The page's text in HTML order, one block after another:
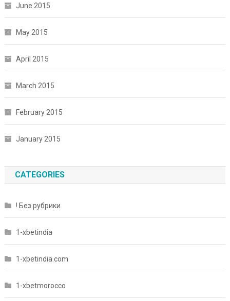
June 2015
May 2015
April 2015
March 2015
February 2015
January 2015
CATEGORIES
! Без рубрики
1-xbetindia
1-xbetindia.com
1-xbetmorocco